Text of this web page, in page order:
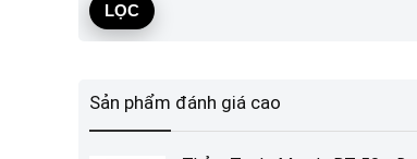
LỌC
Sản phẩm đánh giá cao